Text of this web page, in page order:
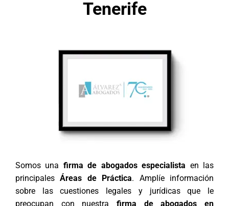
Tenerife
Somos una firma de abogados especialista en las
principalesÁreas de Práctica. Amplíe información
sobre las cuestiones legales y jurídicas que le
preocupan con nuestra firma de abogados en